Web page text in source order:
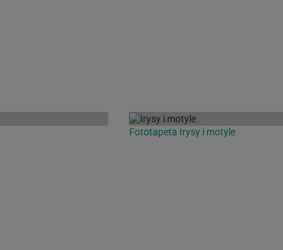
Fototapeta Irysy i motyle